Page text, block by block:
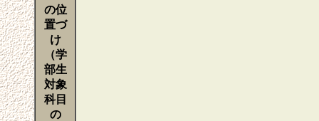
の位
置づ
け
（学
部生
対象
科目
の